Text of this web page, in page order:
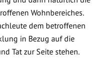
Wohnbereiches.
dem betroffenen
in Bezug auf die
Tat zur Seite stehen.